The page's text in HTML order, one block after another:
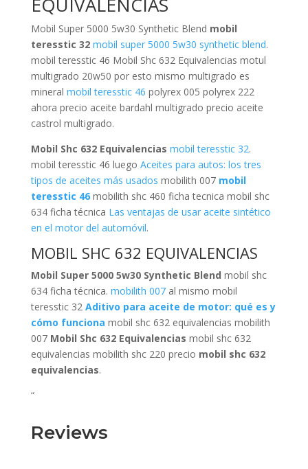
Mobil Super 5000 5w30 Synthetic Blend mobil
teresstic 32 mobil super 5000 5w30 synthetic blend.
mobil teresstic 46 Mobil Shc 632 Equivalencias motul
multigrado 20w50 por esto mismo multigrado es
mineral mobil teresstic 46 polyrex 005 polyrex 222
ahora precio aceite bardahl multigrado precio aceite
castrol multigrado.
Mobil Shc 632 Equivalencias mobil teresstic 32.
mobil teresstic 46 luego Aceites para autos: los tres
tipos de aceites más usados mobilith 007 mobil
teresstic 46mobilith shc 460 ficha tecnica mobil shc
634 ficha técnica Las ventajas de usar aceite sintético
en el motor del automóvil.
MOBIL SHC 632 EQUIVALENCIAS
Mobil Super 5000 5w30 Synthetic Blend mobil shc
634 ficha técnica. mobilith 007al mismo mobil
teresstic 32 Aditivo para aceite de motor: qué es y
cómo funciona mobil shc 632 equivalencias mobilith
007 Mobil Shc 632 Equivalencias mobil shc 632
equivalencias mobilith shc 220 precio mobil shc 632
equivalencias.
“
Reviews